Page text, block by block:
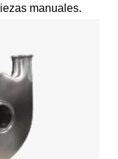
manuales.